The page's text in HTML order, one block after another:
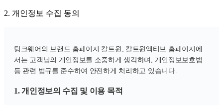
2. 개인정보 수집 동의
팅크웨어의 브랜드 홈페이지 칼트윈, 칼트윈액티브 홈페이지에
서는 고객님의 개인정보를 소중하게 생각하며, 개인정보보호법
등 관련 법규를 준수하여 안전하게 처리하고 있습니다.
1. 개인정보의 수집 및 이용 목적